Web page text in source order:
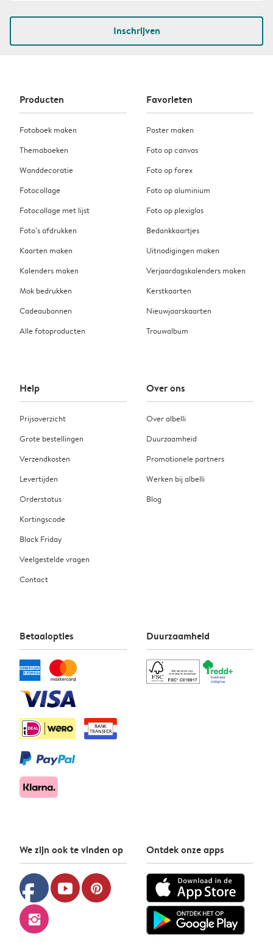
Inschrijven
Producten
Fotoboek maken
Themaboeken
Wanddecoratie
Fotocollage
Fotocollage met lijst
Foto’s afdrukken
Kaarten maken
Kalenders maken
Mok bedrukken
Cadeaubonnen
Alle fotoproducten
Favorieten
Poster maken
Foto op canvas
Foto op forex
Foto op aluminium
Foto op plexiglas
Bedankkaartjes
Uitnodigingen maken
Verjaardagskalenders maken
Kerstkaarten
Nieuwjaarskaarten
Trouwalbum
Help
Prijsoverzicht
Grote bestellingen
Verzendkosten
Levertijden
Orderstatus
Kortingscode
Black Friday
Veelgestelde vragen
Contact
Over ons
Over albelli
Duurzaamheid
Promotionele partners
Werken bij albelli
Blog
Betaalopties Duurzaamheid
We zijn ook te vinden op
facebook youtube pinterest
instagram
Ontdek onze apps